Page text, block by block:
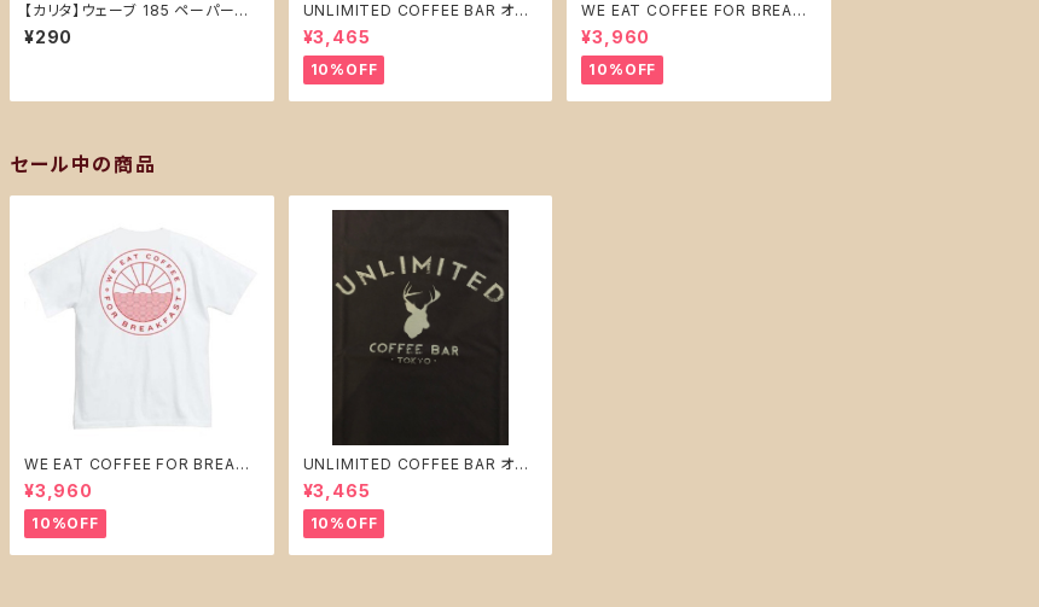
【カリタ】ウェーブ 185 ペーパーフ
ィルター50枚入り (KWF-155(5
0P))
¥290
UNLIMITED COFFEE BAR オリ
ジナル Ｔシャツ 【 ブラック 】tシャツ
Lサイズ
¥3,465
10%OFF
WE EAT COFFEE FOR BREAKF
AST ver.1 Tシャツ白（Mサイズ）ホ
ワイト tシャツ
¥3,960
10%OFF
セール中の商品
WE EAT COFFEE FOR BREAKF
AST ver.1 Tシャツ白（Mサイズ）ホ
ワイト tシャツ
¥3,960
10%OFF
UNLIMITED COFFEE BAR オリ
ジナル Ｔシャツ 【 ブラック 】tシャツ
Lサイズ
¥3,465
10%OFF